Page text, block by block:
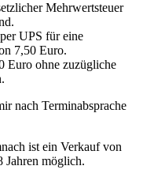
Mehrwertsteuer
UPS für eine
7,50 Euro.
Euro ohne zuzügliche
nach Terminabsprache
ist ein Verkauf von
Jahren möglich.